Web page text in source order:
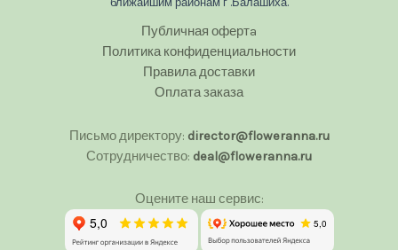
Публичная офертa
Политика конфиденциальности
Правила доставки
Оплата заказа
Письмо директору: director@floweranna.ru
Сотрудничество: deal@floweranna.ru
Оцените наш сервис: